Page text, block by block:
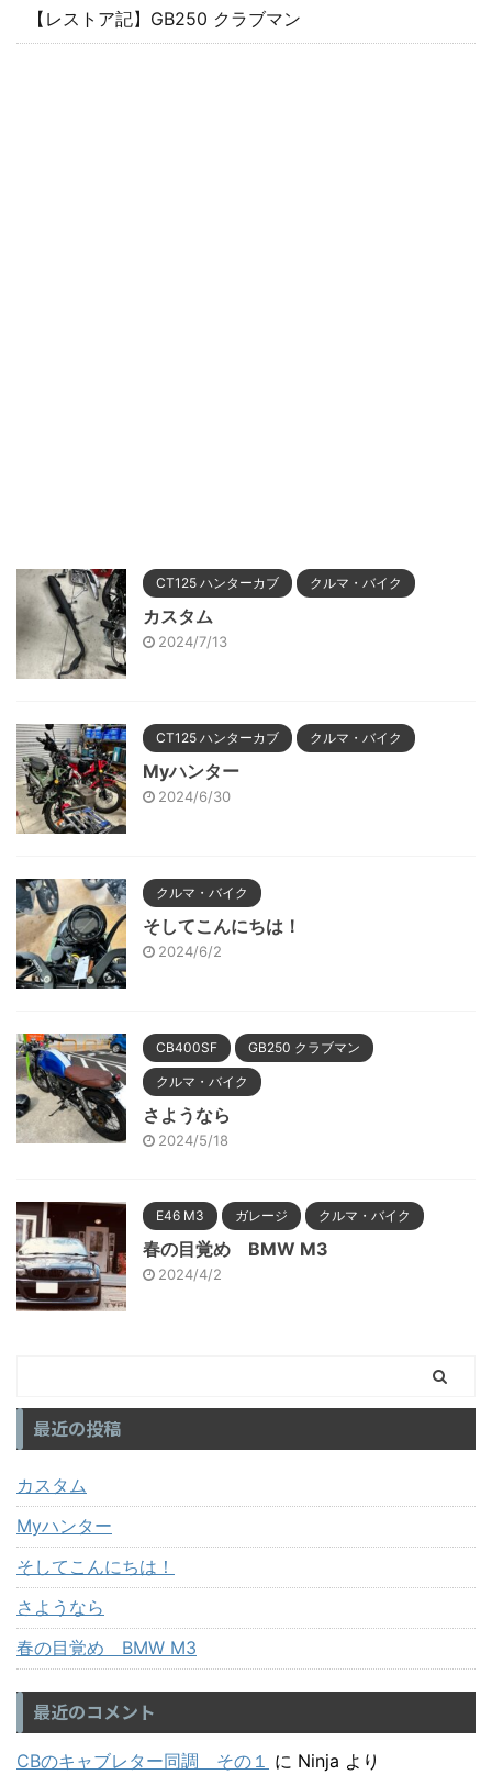
【レストア記】GB250 クラブマン
CT125 ハンターカブ クルマ・バイク
カスタム
2024/7/13
CT125 ハンターカブ クルマ・バイク
Myハンター
2024/6/30
クルマ・バイク
そしてこんにちは！
2024/6/2
CB400SF GB250 クラブマン
クルマ・バイク
さようなら
2024/5/18
E46 M3 ガレージ クルマ・バイク
春の目覚め BMW M3
2024/4/2
最近の投稿
カスタム
Myハンター
そしてこんにちは！
さようなら
春の目覚め BMW M3
最近のコメント
CBのキャブレター同調 その１ に Ninja より